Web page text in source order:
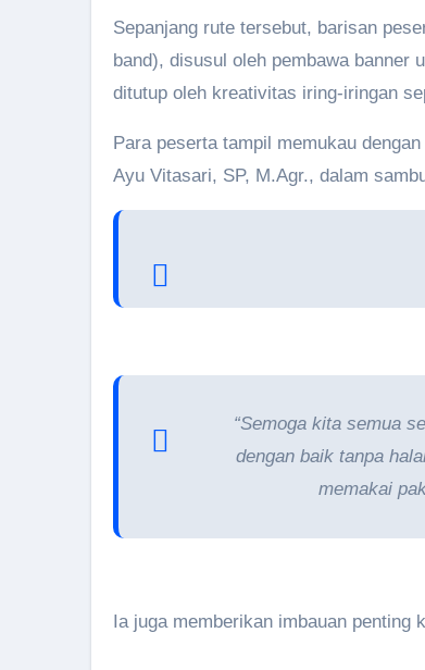
Sepanjang rute tersebut, barisan
band), disusul oleh pembawa banner
ditutup oleh kreativitas iring-iringan
Para peserta tampil memukau
Ayu Vitasari, SP, M.Agr., dalam
“Semoga kita semua
dengan baik tanpa
memakai
Ia juga memberikan imbauan penting